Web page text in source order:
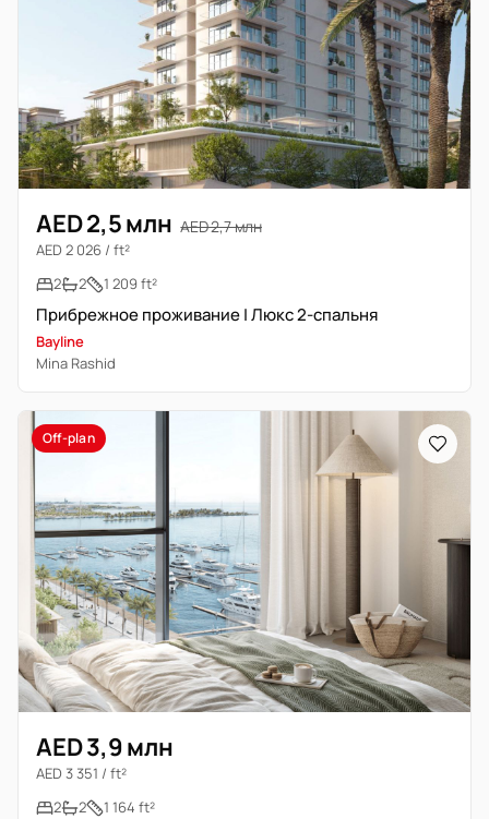
AED 2,5 млн AED 2,7 млн
AED 2 026 / ft²
2
2 1 209 ft²
Прибрежное проживание | Люкс 2-спальня
Bayline
Mina Rashid
Off-plan
AED 3,9 млн
AED 3 351 / ft²
2
2 1 164 ft²